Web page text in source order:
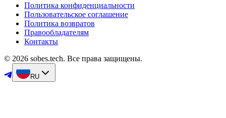
Политика конфиденциальности
Пользовательское соглашение
Политика возвратов
Правообладателям
Контакты
© 2026 sobes.tech. Все права защищены.
RU